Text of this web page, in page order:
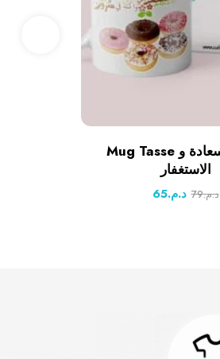
Mug Tasse صباح السعادة و
الاستغفار
د.م.65 د.م.79